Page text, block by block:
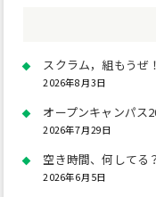
スクラム，組もうぜ
2026年8月3日
オープンキャンパス
2026年7月29日
空き時間、何してる
2026年6月5日